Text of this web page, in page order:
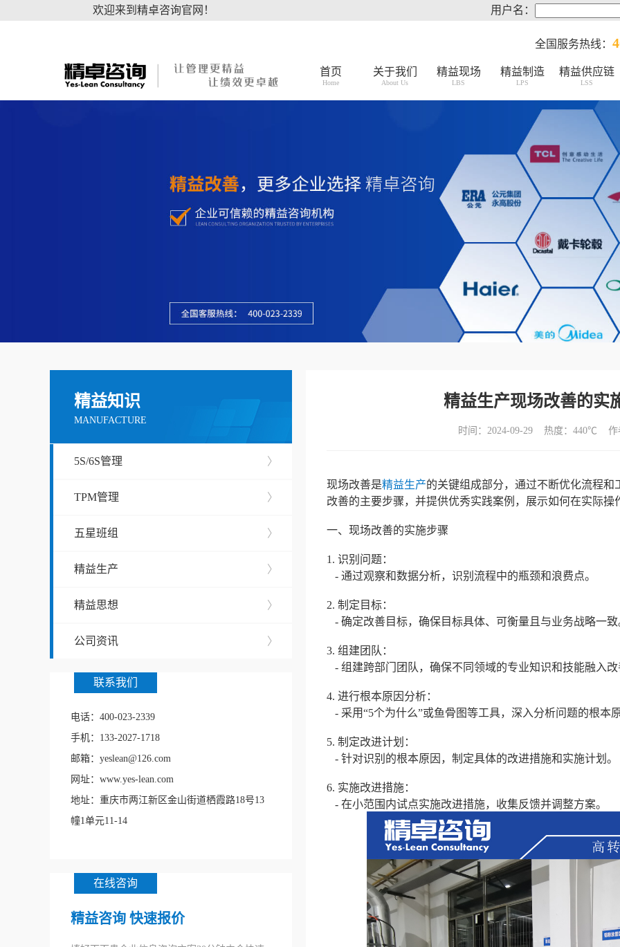
欢迎来到精卓咨询官网！ 用户名：
全国服务热线：
首页
Home
关于我们
About Us
精益现场
LBS
精益制造
LPS
精益供应链
LSS
精益知识
MANUFACTURE
5S/6S管理 〉
TPM管理 〉
五星班组 〉
精益生产 〉
精益思想 〉
公司资讯 〉
联系我们
电话：400-023-2339
手机：133-2027-1718
邮箱：yeslean@126.com
网址：www.yes-lean.com
地址：重庆市两江新区金山街道栖霞路18号13
幢1单元11-14
在线咨询
精益咨询 快速报价
精益生产现场改善的实
时间：2024-09-29 热度： 440℃ 作
现场改善是精益生产的关键组成部分，通过不断优化流程
改善的主要步骤，并提供优秀实践案例，展示如何在实际操
一、现场改善的实施步骤
1. 识别问题：
- 通过观察和数据分析，识别流程中的瓶颈和浪费点。
2. 制定目标：
- 确定改善目标，确保目标具体、可衡量且与业务战略一致
3. 组建团队：
- 组建跨部门团队，确保不同领域的专业知识和技能融入
4. 进行根本原因分析：
- 采用“5个为什么”或鱼骨图等工具，深入分析问题的根本
5. 制定改进计划：
- 针对识别的根本原因，制定具体的改进措施和实施计划。
6. 实施改进措施：
- 在小范围内试点实施改进措施，收集反馈并调整方案。